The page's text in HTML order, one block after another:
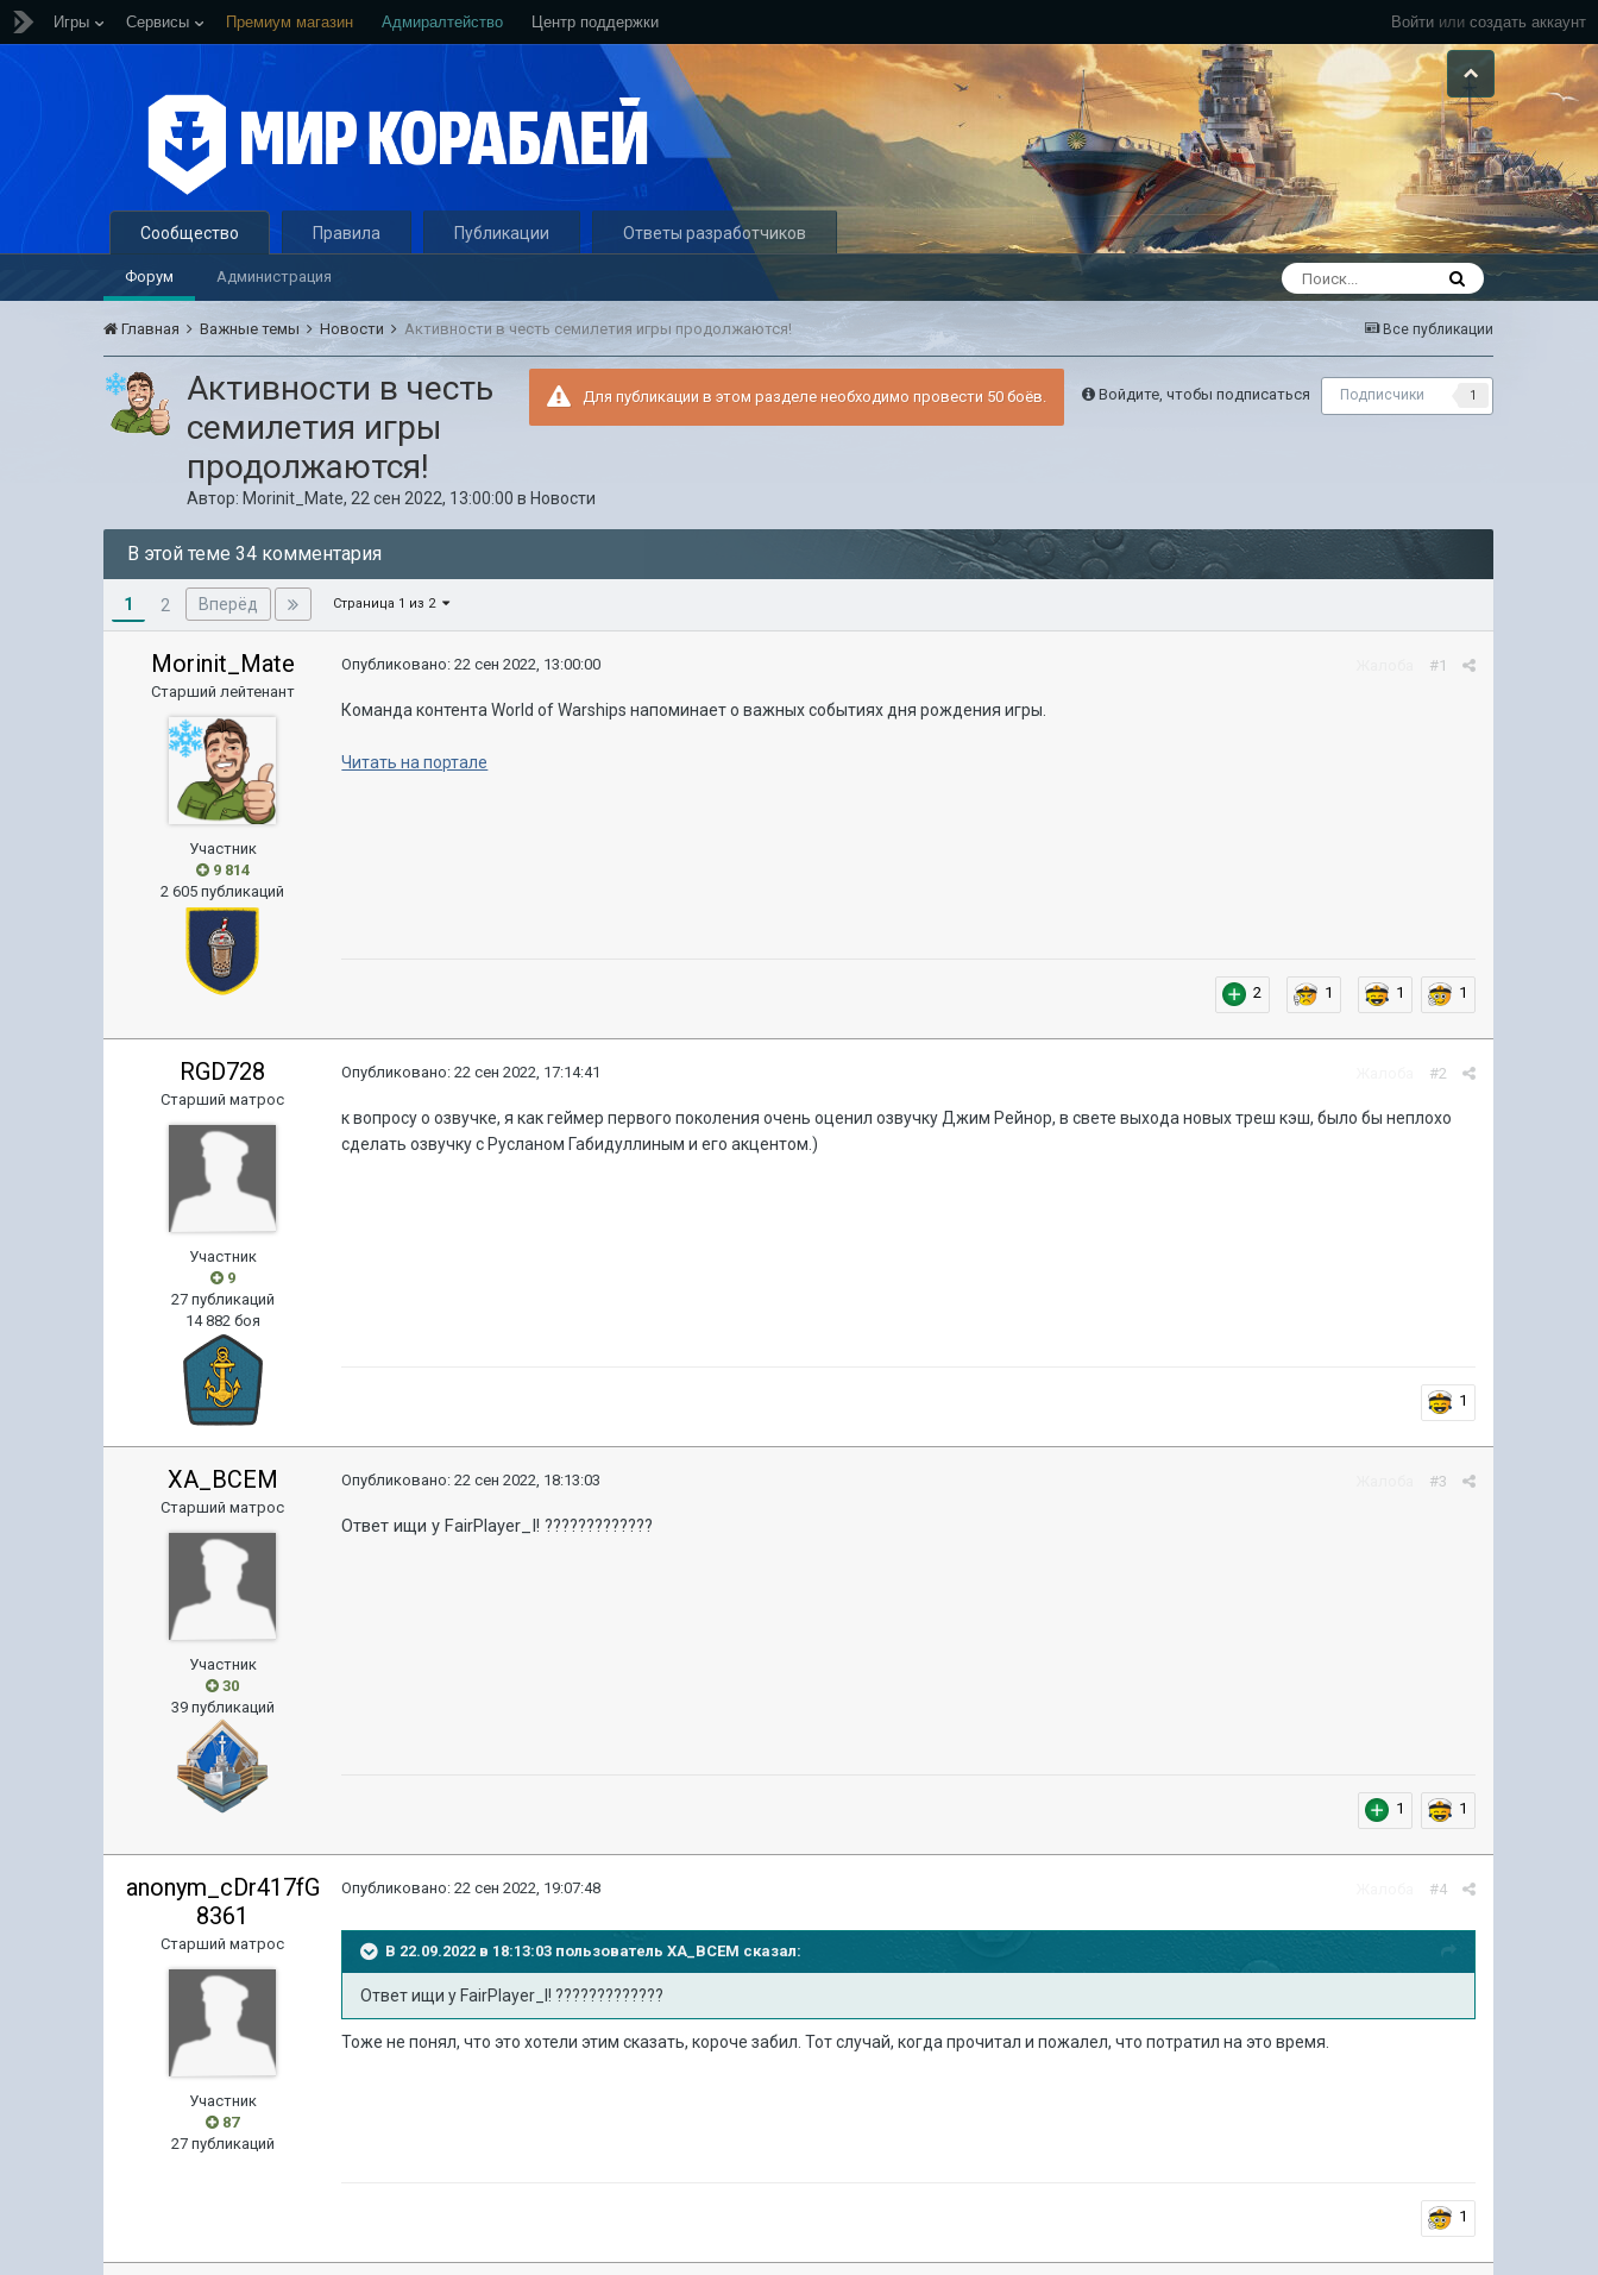
Войти или создать аккаунт
Игры Сервисы Премиум магазин Адмиралтейство Центр поддержки
Сообщество
Форум Администрация
Правила Публикации Ответы разработчиков
Все публикации
Главная Важные темы Новости Активности в честь семилетия игры продолжаются!
Войдите, чтобы подписаться Подписчики 1
Для публикации в этом разделе необходимо провести 50 боёв.
Активности в честь
семилетия игры
продолжаются!
Автор: Morinit_Mate, 22 сен 2022, 13:00:00 в Новости
В этой теме 34 комментария
1 2 Вперёд Страница 1 из 2
Morinit_Mate
Старший лейтенант
Участник
9 814
2 605 публикаций
#1
Опубликовано:22 сен 2022, 13:00:00
Команда контента World of Warships напоминает о важных событиях дня рождения игры.
Читать на портале
2 1 1 1
RGD728
Старший матрос
Участник
9
27 публикаций
14 882 боя
#2
Опубликовано:22 сен 2022, 17:14:41
к вопросу о озвучке, я как геймер первого поколения очень оценил озвучку Джим Рейнор, в свете выхода новых треш кэш, было бы неплохо
сделать озвучку с Русланом Габидуллиным и его акцентом.)
1
XA_BCEM
Старший матрос
Участник
30
39 публикаций
#3
Опубликовано:22 сен 2022, 18:13:03
Ответ ищи у FairPlayer_I! ?????????????
1 1
anonym_cDr417fG
8361
Старший матрос
Участник
87
27 публикаций
#4
Опубликовано:22 сен 2022, 19:07:48
В 22.09.2022 в 18:13:03 пользовательXA_BCEM сказал:
Ответ ищи у FairPlayer_ I! ?????????????
Тоже не понял, что это хотели этим сказать, короче забил. Тот случай, когда прочитал и пожалел, что потратил на это время.
1